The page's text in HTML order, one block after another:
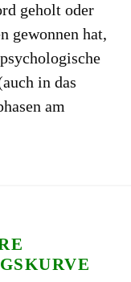
geholt oder
gewonnen hat,
in das
am